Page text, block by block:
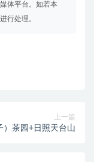
体平台。如若本
行处理。
上一篇
）茶园+日照天台山